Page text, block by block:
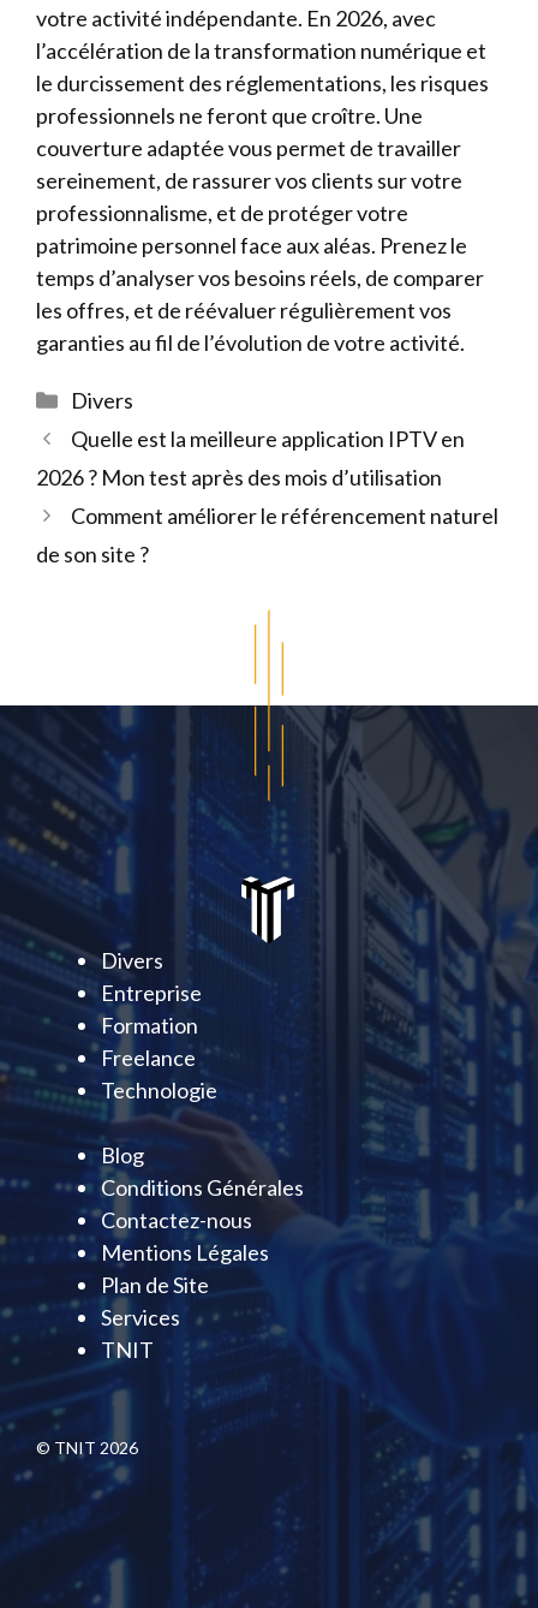
votre activité indépendante. En 2026, avec
l’accélération de la transformation numérique et
le durcissement des réglementations, les risques
professionnels ne feront que croître. Une
couverture adaptée vous permet de travailler
sereinement, de rassurer vos clients sur votre
professionnalisme, et de protéger votre
patrimoine personnel face aux aléas. Prenez le
temps d’analyser vos besoins réels, de comparer
les offres, et de réévaluer régulièrement vos
garanties au fil de l’évolution de votre activité.
Catégories
Divers
Quelle est la meilleure application IPTV en
2026 ? Mon test après des mois d’utilisation
Comment améliorer le référencement naturel
de son site ?
Divers
Entreprise
Formation
Freelance
Technologie
Blog
Conditions Générales
Contactez-nous
Mentions Légales
Plan de Site
Services
TNIT
© TNIT 2026